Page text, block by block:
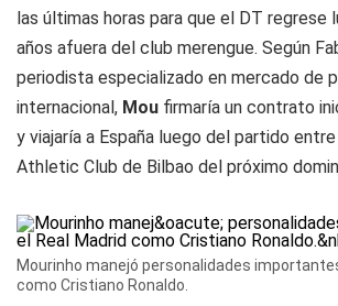
las últimas horas para que el DT regrese
años afuera del club merengue. Según
periodista especializado en mercado de
internacional, Mou firmaría un contrato
y viajaría a España luego del partido
Athletic Club de Bilbao del próximo
Mourinho manejó personalidades
como Cristiano Ronaldo.